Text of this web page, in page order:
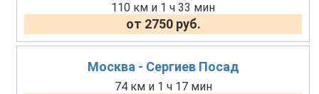
110 км и 1 ч 33 мин
от 2750 руб.
Москва - Сергиев Посад
74 км и 1 ч 17 мин